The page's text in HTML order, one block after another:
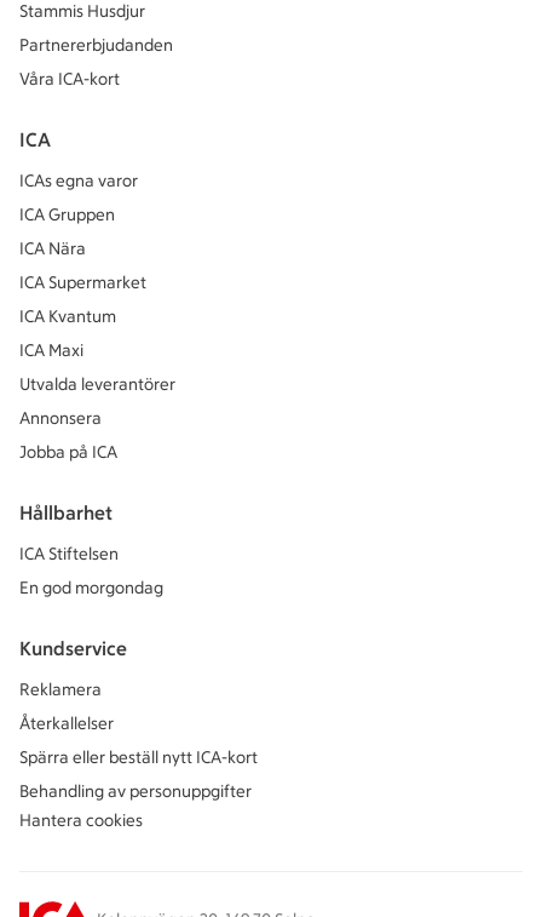
Stammis Husdjur
Partnererbjudanden
Våra ICA-kort
ICA
ICAs egna varor
ICA Gruppen
ICA Nära
ICA Supermarket
ICA Kvantum
ICA Maxi
Utvalda leverantörer
Annonsera
Jobba på ICA
Hållbarhet
ICA Stiftelsen
En god morgondag
Kundservice
Reklamera
Återkallelser
Spärra eller beställ nytt ICA-kort
Behandling av personuppgifter
Hantera cookies